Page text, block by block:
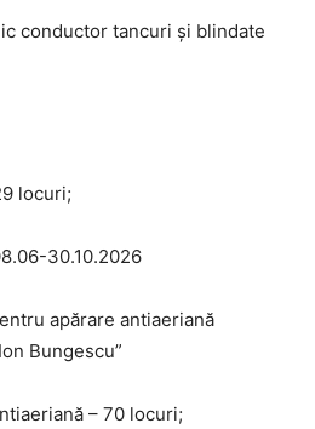
conductor tancuri și blindate
locuri;
30.10.2026
apărare antiaeriană
Bungescu”
– 70 locuri;